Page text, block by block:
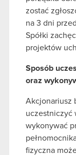
zostać
na 3 dni
Spółki
projektów
Sposób
oraz
Akcjonariusz
uczestniczyć
wykonywać
fizyczna